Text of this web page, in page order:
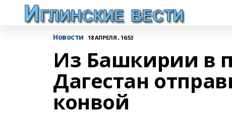
Новости 18 АПРЕЛЯ , 16:53
Из Башкирии в
Дагестан
конвой